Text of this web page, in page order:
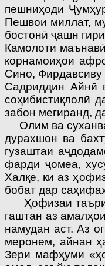
пешниҳоди
Пешвои миллат,
бостонӣ ҷашн
Камолоти
корнамоиҳои
Сино,
Садриддин Айнӣ
соҳибистиқлолӣ
забон мегиранд,
Олим ва
дурахшон ва
гузаштаи
фарди ҷомеа,
Халқе, ки аз
бобат дар
Ҳофизаи
гаштан аз
намудан аст. Аз
меронем, айнан
Зери мафҳуми